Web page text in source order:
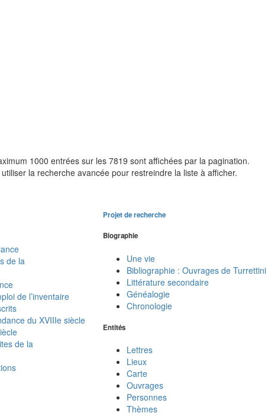
1000 entrées sur les 7819 sont affichées par la pagination.
la recherche avancée pour restreindre la liste à afficher.
de la
de l’inventaire
du XVIIIe siècle
de la
Projet de recherche
Biographie
Une vie
Bibliographie : Ouvrages de Turrettini
Littérature secondaire
Généalogie
Chronologie
Entités
Lettres
Lieux
Carte
Ouvrages
Personnes
Thèmes